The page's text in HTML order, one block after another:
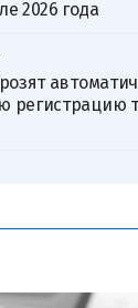
2026 года
регистрацию